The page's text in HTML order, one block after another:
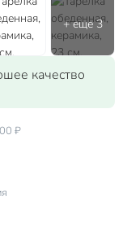
качество
₽